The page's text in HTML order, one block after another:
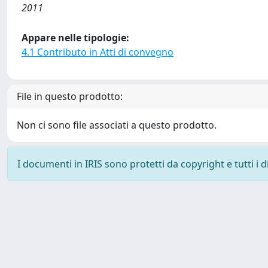
2011
Appare nelle tipologie:
4.1 Contributo in Atti di convegno
File in questo prodotto:
Non ci sono file associati a questo prodotto.
I documenti in IRIS sono protetti da copyright e tutti i